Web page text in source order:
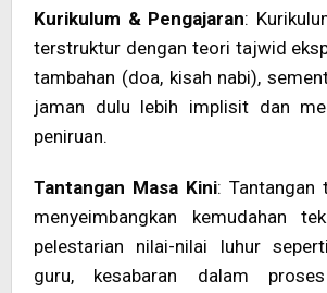
Kurikulum & Pengajaran:
terstruktur dengan teori tajwid
tambahan (doa, kisah nabi),
jaman dulu lebih implisit dan
peniruan.
Tantangan Masa Kini: Tantangan
menyeimbangkan kemudahan
pelestarian nilai-nilai luhur
guru, kesabaran dalam